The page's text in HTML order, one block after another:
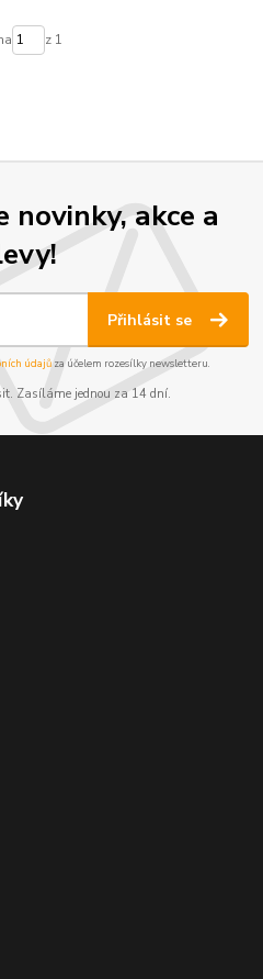
z 1
novinky, akce a
Přihlásit se
údajůza účelem rozesílky newsletteru.
Zasíláme jednou za 14 dní.